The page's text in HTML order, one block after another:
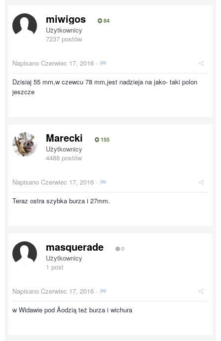
miwigos 84
Użytkownicy
7237 postów
Napisano Czerwiec 17, 2016 ·
Dzisiaj 55 mm,w czewcu 78 mm,jest nadzieja na jako- taki polon
jeszcze
Marecki 155
Użytkownicy
4488 postów
Napisano Czerwiec 17, 2016 ·
Teraz ostra szybka burza i 27mm.
masquerade 0
Użytkownicy
1 post
Napisano Czerwiec 17, 2016 ·
w Widawie pod Åodzią też burza i wichura